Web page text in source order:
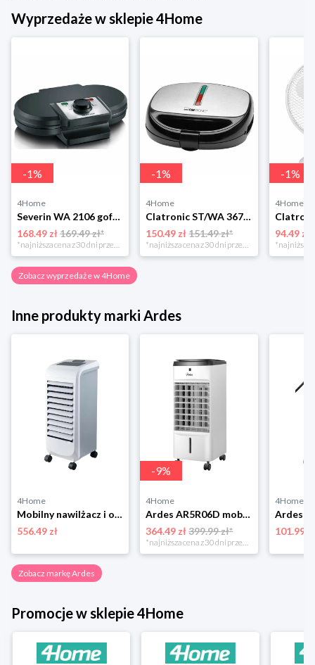
Wyprzedaże w sklepie 4Home
-1%
4Home
Severin WA 2106 gofrownica duo, czarny
168.49 zł169.49 zł*
*najniższa cena z 30 dni przed obniżką
-1%
4Home
Clatronic ST/WA 3670 Opiekacz do kanapek
150.49 zł 151.49 zł*
*najniższa cena z 30 dni przed obniżką
-1%
4Home
94.49 zł
Zobacz wyprzedaże w 4Home
Inne produkty marki Ardes
4Home
Mobilny nawilżacz i oczyszczacz powietrza ArdesAR5R11 COOL-B 5R11
556.49 zł
-9%
4Home
Ardes AR5R06D mobilny nawilżacz i oczyszczaczpowietrza EOLO TOUCH
364.49 zł 399.99 zł*
4Home
101.99 zł
Zobacz markę Ardes
Promocje w sklepie 4Home